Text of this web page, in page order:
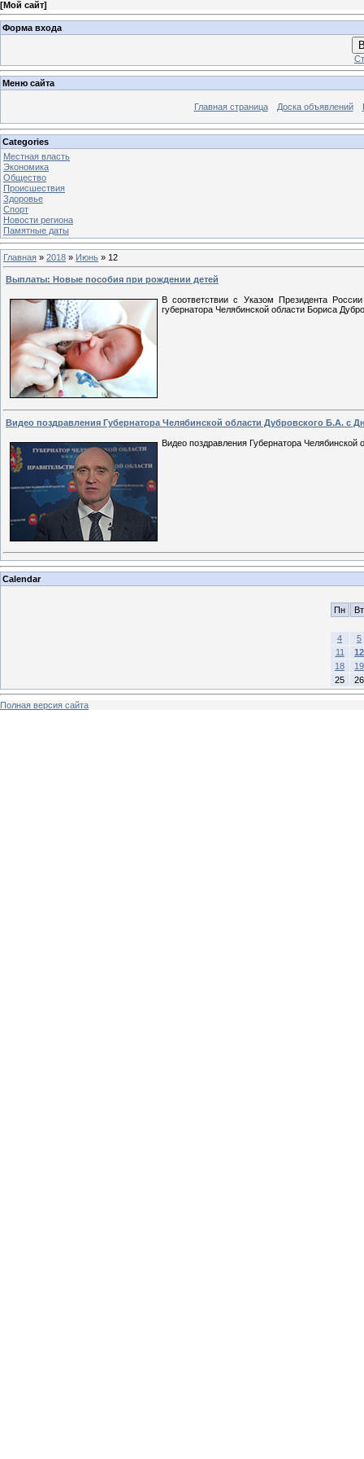
[Мой сайт]
Форма входа
Меню сайта
Главная страница Доска объявлений
Categories
Местная власть
Экономика
Общество
Проиcшествия
Здоровье
Спорт
Новости региона
Памятные даты
Главная » 2018 » Июнь » 12
Выплаты: Новые пособия при рождении детей
В соответствии с Указом Президента
губернатора Челябинской области Бориса
​​​​​​​Видео поздравления Губернатора Челябинской области Дубровского Б.А. с
Видео поздравления Губернатора
Calendar
Пн Вт
4
5
11
12
18
19
25
26
Полная версия сайта